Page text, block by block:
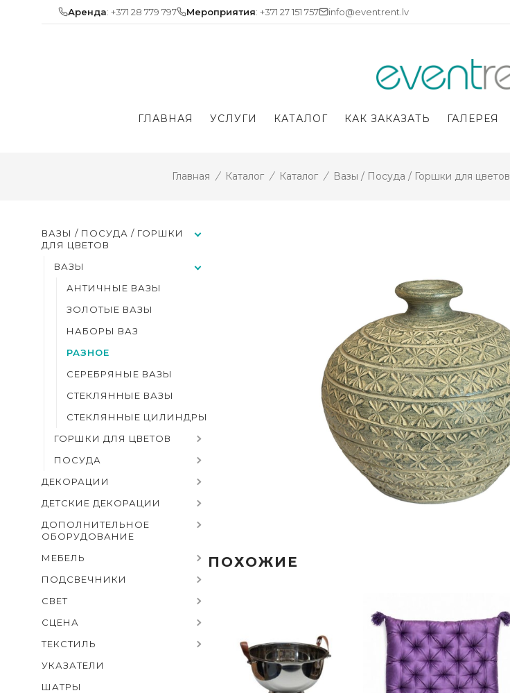
Аренда: +371 28 779 797 Мероприятия: +371 27 151 757 info@eventrent.lv
ГЛАВНАЯ УСЛУГИ КАТАЛОГ КАК ЗАКАЗАТЬ ГАЛЕРЕЯ
Главная / Каталог / Каталог / Вазы / Посуда / Горшки для цветов
ВАЗЫ / ПОСУДА / ГОРШКИ
ДЛЯ ЦВЕТОВ
ВАЗЫ
АНТИЧНЫЕ ВАЗЫ
ЗОЛОТЫЕ ВАЗЫ
НАБОРЫ ВАЗ
РАЗНОЕ
СЕРЕБРЯНЫЕ ВАЗЫ
СТЕКЛЯННЫЕ ВАЗЫ
СТЕКЛЯННЫЕ ЦИЛИНДРЫ
ГОРШКИ ДЛЯ ЦВЕТОВ
ПОСУДА
ДЕКОРАЦИИ
ДЕТСКИЕ ДЕКОРАЦИИ
ДОПОЛНИТЕЛЬНОЕ
ОБОРУДОВАНИЕ
МЕБЕЛЬ
ПОДСВЕЧНИКИ
СВЕТ
СЦЕНА
ТЕКСТИЛЬ
УКАЗАТЕЛИ
ШАТРЫ
ПОХОЖИЕ